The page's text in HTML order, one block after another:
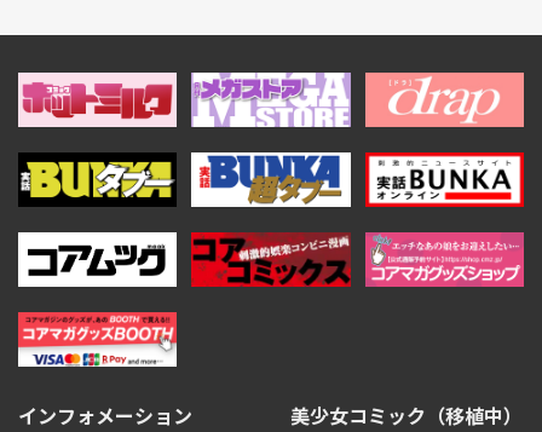
インフォメーション
美少女コミック（移植中）